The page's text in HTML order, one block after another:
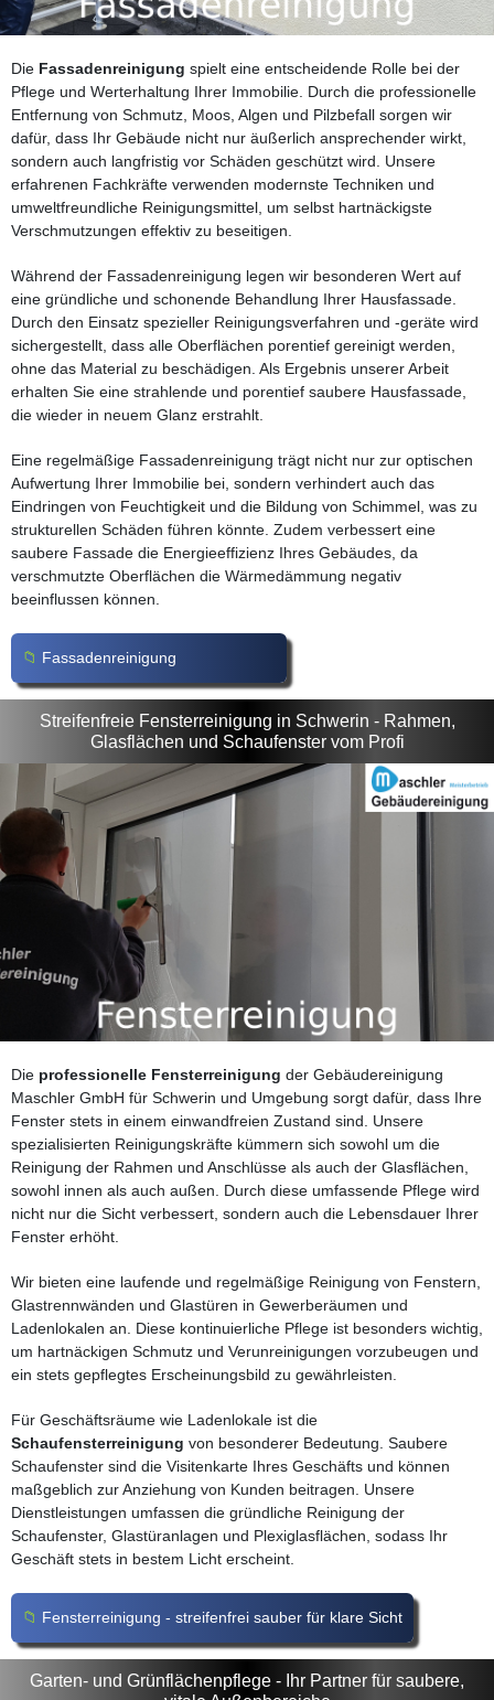
Die Fassadenreinigung spielt eine entscheidende Rolle bei der
Pflege und Werterhaltung Ihrer Immobilie. Durch die professionelle
Entfernung von Schmutz, Moos, Algen und Pilzbefall sorgen wir
dafür, dass Ihr Gebäude nicht nur äußerlich ansprechender wirkt,
sondern auch langfristig vor Schäden geschützt wird. Unsere
erfahrenen Fachkräfte verwenden modernste Techniken und
umweltfreundliche Reinigungsmittel, um selbst hartnäckigste
Verschmutzungen effektiv zu beseitigen.
Während der Fassadenreinigung legen wir besonderen Wert auf
eine gründliche und schonende Behandlung Ihrer Hausfassade.
Durch den Einsatz spezieller Reinigungsverfahren und -geräte wird
sichergestellt, dass alle Oberflächen porentief gereinigt werden,
ohne das Material zu beschädigen. Als Ergebnis unserer Arbeit
erhalten Sie eine strahlende und porentief saubere Hausfassade,
die wieder in neuem Glanz erstrahlt.
Eine regelmäßige Fassadenreinigung trägt nicht nur zur optischen
Aufwertung Ihrer Immobilie bei, sondern verhindert auch das
Eindringen von Feuchtigkeit und die Bildung von Schimmel, was zu
strukturellen Schäden führen könnte. Zudem verbessert eine
saubere Fassade die Energieeffizienz Ihres Gebäudes, da
verschmutzte Oberflächen die Wärmedämmung negativ
beeinflussen können.
Fassadenreinigung
Streifenfreie Fensterreinigung in Schwerin - Rahmen,
Glasflächen und Schaufenster vom Profi
Die professionelle Fensterreinigung der Gebäudereinigung
Maschler GmbH für Schwerin und Umgebung sorgt dafür, dass Ihre
Fenster stets in einem einwandfreien Zustand sind. Unsere
spezialisierten Reinigungskräfte kümmern sich sowohl um die
Reinigung der Rahmen und Anschlüsse als auch der Glasflächen,
sowohl innen als auch außen. Durch diese umfassende Pflege wird
nicht nur die Sicht verbessert, sondern auch die Lebensdauer Ihrer
Fenster erhöht.
Wir bieten eine laufende und regelmäßige Reinigung von Fenstern,
Glastrennwänden und Glastüren in Gewerberäumen und
Ladenlokalen an. Diese kontinuierliche Pflege ist besonders wichtig,
um hartnäckigen Schmutz und Verunreinigungen vorzubeugen und
ein stets gepflegtes Erscheinungsbild zu gewährleisten.
Für Geschäftsräume wie Ladenlokale ist die
Schaufensterreinigung von besonderer Bedeutung. Saubere
Schaufenster sind die Visitenkarte Ihres Geschäfts und können
maßgeblich zur Anziehung von Kunden beitragen. Unsere
Dienstleistungen umfassen die gründliche Reinigung der
Schaufenster, Glastüranlagen und Plexiglasflächen, sodass Ihr
Geschäft stets in bestem Licht erscheint.
Fensterreinigung - streifenfrei sauber für klare Sicht
Garten- und Grünflächenpflege - Ihr Partner für saubere,